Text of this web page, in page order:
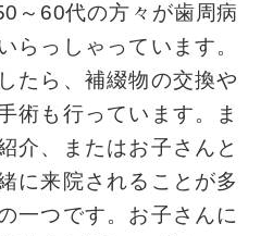
～60代の方々が歯周病
らっしゃっています。
たら、補綴物の交換や
術も行っています。ま
介、またはお子さんと
に来院されることが多
一つです。お子さんに